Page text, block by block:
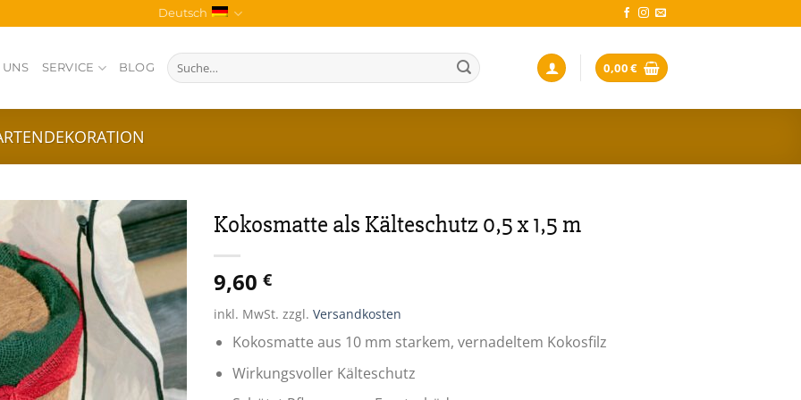
Deutsch
UNS SERVICE BLOG
Suche
nach:
0,00€
Zur
Wunschliste
Kokosmatte als Kälteschutz 0,5 x 1,5 m
9,60 €
inkl. MwSt. zzgl. Versandkosten
Kokosmatte aus 10 mm starkem, vernadeltem Kokosfilz
Wirkungsvoller Kälteschutz